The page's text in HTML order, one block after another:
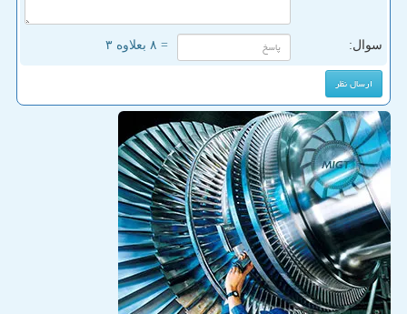
سوال: = ۸ بعلاوه ۳